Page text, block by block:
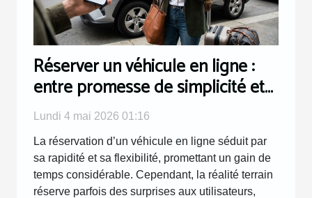
Réserver un véhicule en ligne :
entre promesse de simplicité et
réalité terrain
Lundi 4 mai 2026 01:16
La réservation d’un véhicule en ligne séduit par
sa rapidité et sa flexibilité, promettant un gain de
temps considérable. Cependant, la réalité terrain
réserve parfois des surprises aux utilisateurs,